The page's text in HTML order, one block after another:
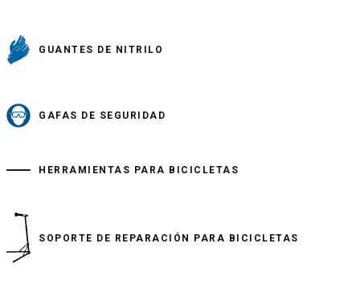
GUANTES DE NITRILO
GAFAS DE SEGURIDAD
HERRAMIENTAS PARA BICICLETAS
SOPORTE DE REPARACIÓN PARA BICICLETAS